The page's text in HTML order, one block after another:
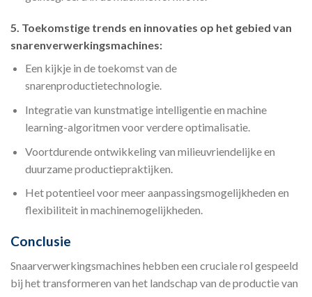
5. Toekomstige trends en innovaties op het gebied van
snarenverwerkingsmachines:
Een kijkje in de toekomst van de
snarenproductietechnologie.
Integratie van kunstmatige intelligentie en machine
learning-algoritmen voor verdere optimalisatie.
Voortdurende ontwikkeling van milieuvriendelijke en
duurzame productiepraktijken.
Het potentieel voor meer aanpassingsmogelijkheden en
flexibiliteit in machinemogelijkheden.
Conclusie
Snaarverwerkingsmachines hebben een cruciale rol gespeeld
bij het transformeren van het landschap van de productie van